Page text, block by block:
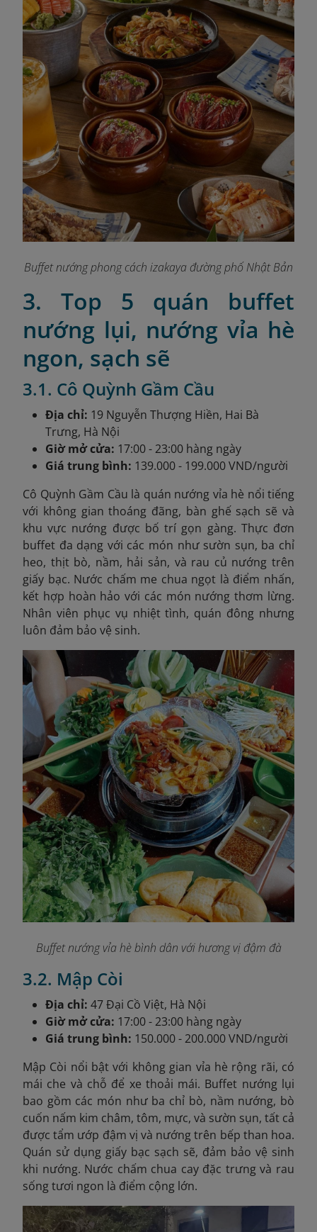
Buffet nướng phong cách izakaya đường phố Nhật Bản
3. Top 5 quán buffet
nướng lụi, nướng vỉa hè
ngon, sạch sẽ
3.1. Cô Quỳnh Gầm Cầu
Địa chỉ: 19 Nguyễn Thượng Hiền, Hai Bà
Trưng, Hà Nội
Giờ mở cửa: 17:00 - 23:00 hàng ngày
Giá trung bình: 139.000 - 199.000 VND/người
Cô Quỳnh Gầm Cầu là quán nướng vỉa hè nổi tiếng
với không gian thoáng đãng, bàn ghế sạch sẽ và
khu vực nướng được bố trí gọn gàng. Thực đơn
buffet đa dạng với các món như sườn sụn, ba chỉ
heo, thịt bò, nầm, hải sản, và rau củ nướng trên
giấy bạc. Nước chấm me chua ngọt là điểm nhấn,
kết hợp hoàn hảo với các món nướng thơm lừng.
Nhân viên phục vụ nhiệt tình, quán đông nhưng
luôn đảm bảo vệ sinh.
Buffet nướng vỉa hè bình dân với hương vị đậm đà
3.2. Mập Còi
Địa chỉ: 47 Đại Cồ Việt, Hà Nội
Giờ mở cửa: 17:00 - 23:00 hàng ngày
Giá trung bình: 150.000 - 200.000 VND/người
Mập Còi nổi bật với không gian vỉa hè rộng rãi, có
mái che và chỗ để xe thoải mái. Buffet nướng lụi
bao gồm các món như ba chỉ bò, nầm nướng, bò
cuốn nấm kim châm, tôm, mực, và sườn sụn, tất cả
được tẩm ướp đậm vị và nướng trên bếp than hoa.
Quán sử dụng giấy bạc sạch sẽ, đảm bảo vệ sinh
khi nướng. Nước chấm chua cay đặc trưng và rau
sống tươi ngon là điểm cộng lớn.